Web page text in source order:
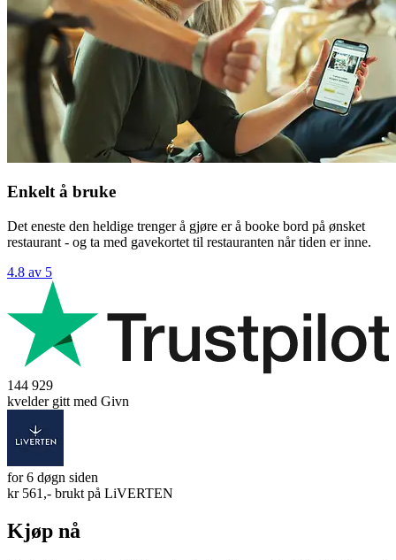
Enkelt å bruke
Det eneste den heldige trenger å gjøre er å booke bord på ønsket
restaurant - og ta med gavekortet til restauranten når tiden er inne.
4.8 av 5
144 929
kvelder gitt med Givn
for 6 døgn siden
kr 561,- brukt på LiVERTEN
Kjøp nå